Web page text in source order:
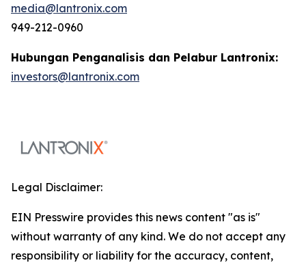
media@lantronix.com
949-212-0960
Hubungan Penganalisis dan Pelabur Lantronix:
investors@lantronix.com
Legal Disclaimer:
EIN Presswire provides this news content "as is"
without warranty of any kind. We do not accept any
responsibility or liability for the accuracy, content,